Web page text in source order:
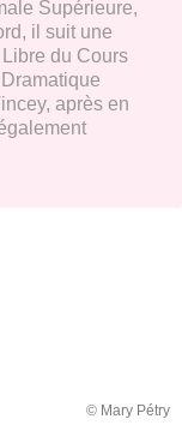
Supérieure,
il suit une
du Cours
après en
© Mary Pétry